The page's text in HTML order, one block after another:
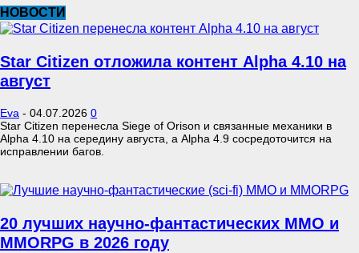
НОВОСТИ
Star Citizen отложила контент Alpha 4.10 на
август
Eva - 04.07.2026 0
Star Citizen перенесла Siege of Orison и связанные механики в
Alpha 4.10 на середину августа, а Alpha 4.9 сосредоточится на
исправлении багов.
20 лучших научно-фантастических MMO и
MMORPG в 2026 году